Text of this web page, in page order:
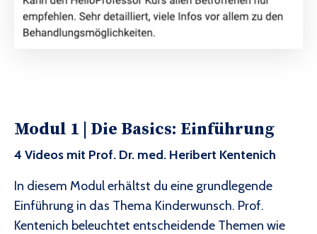
Modul 1 | Die Basics: Einführung
4 Videos mit Prof. Dr. med. Heribert Kentenich
In diesem Modul erhältst du eine grundlegende
Einführung in das Thema Kinderwunsch. Prof.
Kentenich beleuchtet entscheidende Themen wie